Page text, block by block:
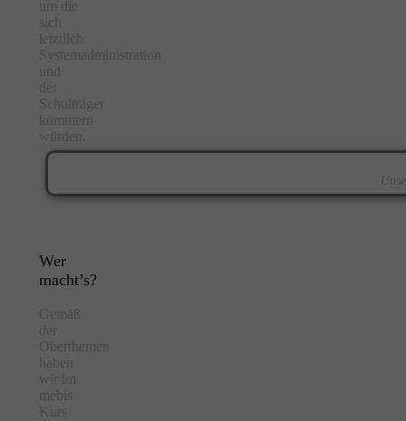
um die
sich
letztlich
Systemadministration
und
der
Schulträger
kümmern
würden.
Wer
macht’s?
Gemäß
der
Oberthemen
haben
wir im
mebis
Kurs